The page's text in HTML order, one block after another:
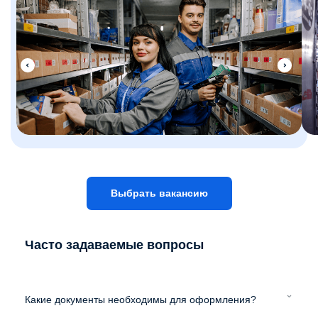
Выбрать вакансию
Часто задаваемые вопросы
Какие документы необходимы для оформления?